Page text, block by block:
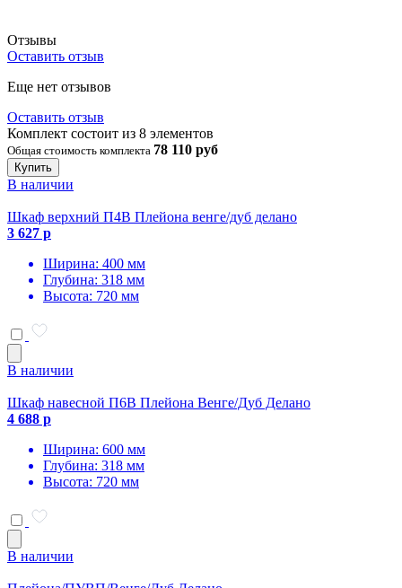
Отзывы
Оставить отзыв
Еще нет отзывов
Оставить отзыв
Комплект состоит из 8 элементов
Общая стоимость комплекта 78 110 руб
Купить
В наличии
Шкаф верхний П4В Плейона венге/дуб делано
3 627 р
Ширина: 400 мм
Глубина: 318 мм
Высота: 720 мм
В наличии
Шкаф навесной П6В Плейона Венге/Дуб Делано
4 688 р
Ширина: 600 мм
Глубина: 318 мм
Высота: 720 мм
В наличии